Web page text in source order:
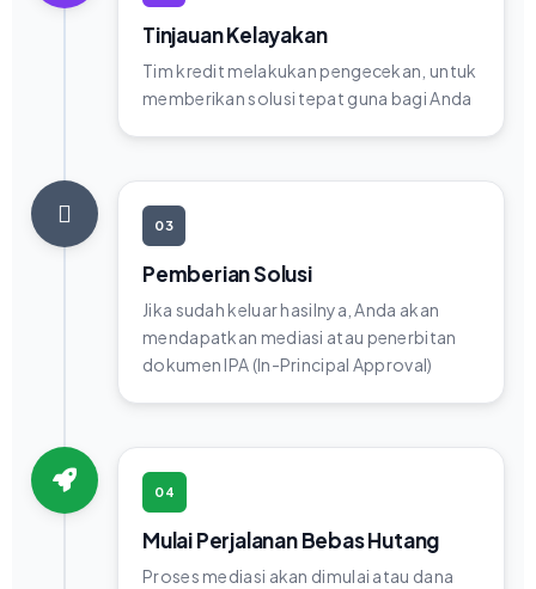
Tinjauan Kelayakan
Tim kredit melakukan pengecekan, untuk
memberikan solusi tepat guna bagi Anda
03
Pemberian Solusi
Jika sudah keluar hasilnya, Anda akan
mendapatkan mediasi atau penerbitan
dokumen IPA (In-Principal Approval)
04
Mulai Perjalanan Bebas Hutang
Proses mediasi akan dimulai atau dana